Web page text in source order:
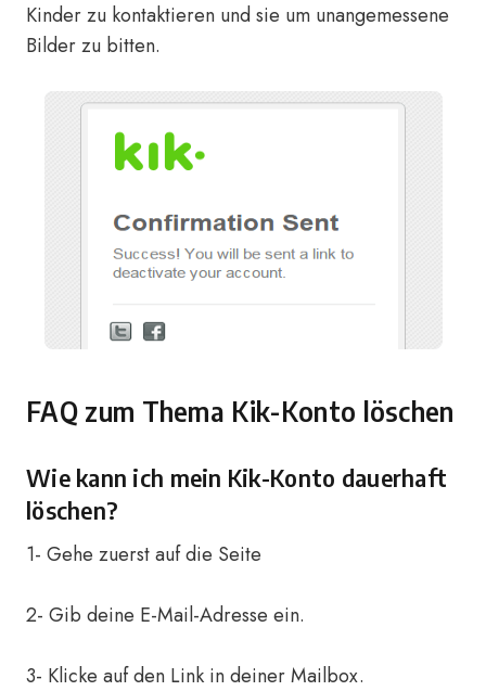
Kinder zu kontaktieren und sie um unangemessene
Bilder zu bitten.
FAQ zum Thema Kik-Konto löschen
Wie kann ich mein Kik-Konto dauerhaft
löschen?
1- Gehe zuerst auf die Seite
2- Gib deine E-Mail-Adresse ein.
3- Klicke auf den Link in deiner Mailbox.